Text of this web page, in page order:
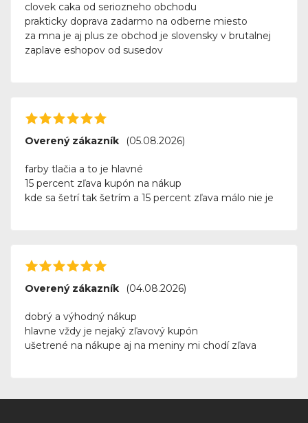
clovek caka od seriozneho obchodu
prakticky doprava zadarmo na odberne miesto
za mna je aj plus ze obchod je slovensky v brutalnej
zaplave eshopov od susedov
Overený zákazník (05.08.2026)
farby tlačia a to je hlavné
15 percent zľava kupón na nákup
kde sa šetrí tak šetrím a 15 percent zľava málo nie je
Overený zákazník (04.08.2026)
dobrý a výhodný nákup
hlavne vždy je nejaký zľavový kupón
ušetrené na nákupe aj na meniny mi chodí zľava